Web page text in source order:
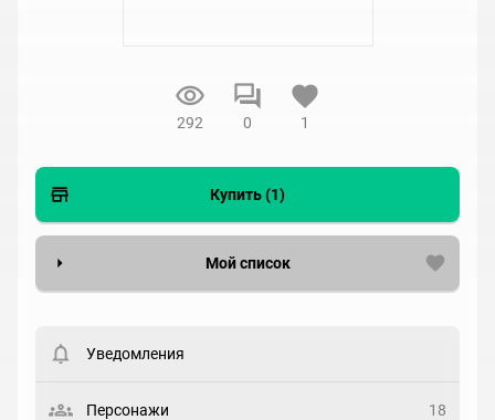
292 0 1
Купить (1)
Мой список
Статус
Уведомления
Персонажи 18